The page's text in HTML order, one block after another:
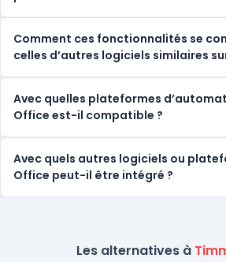
Comment ces fonctionnalités se
celles d’autres logiciels similaires
Avec quelles plateformes
Office est-il compatible ?
Avec quels autres logiciels ou
Office peut-il être intégré ?
Les alternatives à